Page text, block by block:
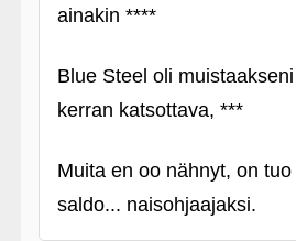
ainakin ****
Blue Steel oli
kerran katsottava, ***
Muita en oo nähnyt, on
saldo... naisohjaajaksi.